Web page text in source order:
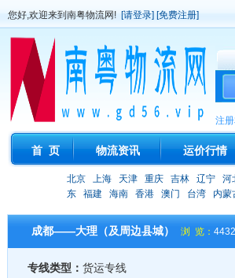
您好,欢迎来到南粤物流网! [请登录] [免费注册]
注
首 页 物流资讯 运价行情
北京 上海 天津 重庆 吉林 辽宁 河
东
福建 海南 香港 澳门 台湾 内蒙
成都——大理（及周边县城） 浏 览： 4432
专线类型： 货运专线